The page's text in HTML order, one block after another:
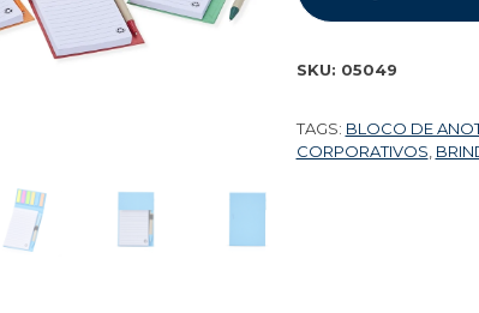
SKU: 05049
TAGS: BLOCO DE
CORPORATIVOS